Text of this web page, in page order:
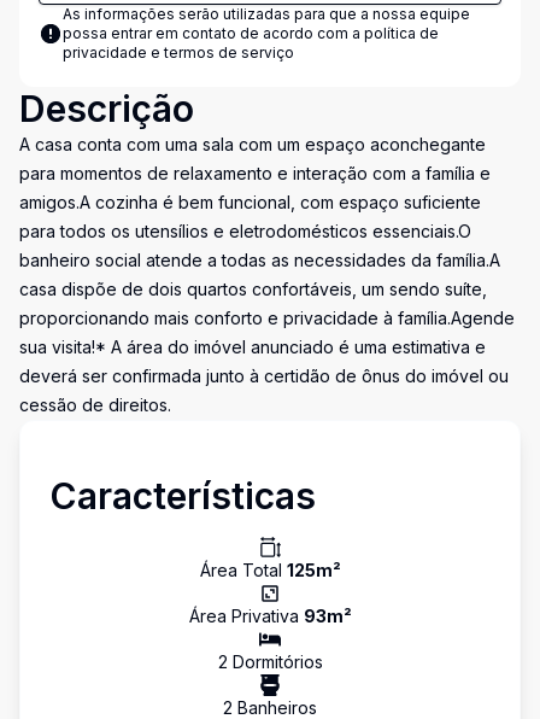
As informações serão utilizadas para que a nossa equipe
possa entrar em contato de acordo com a política de
privacidade e termos de serviço
Descrição
A casa conta com uma sala com um espaço aconchegante
para momentos de relaxamento e interação com a família e
amigos.A cozinha é bem funcional, com espaço suficiente
para todos os utensílios e eletrodomésticos essenciais.O
banheiro social atende a todas as necessidades da família.A
casa dispõe de dois quartos confortáveis, um sendo suíte,
proporcionando mais conforto e privacidade à família.Agende
sua visita!* A área do imóvel anunciado é uma estimativa e
deverá ser confirmada junto à certidão de ônus do imóvel ou
cessão de direitos.
Características
Área Total 125m²
Área Privativa 93m²
2 Dormitórios
2 Banheiros